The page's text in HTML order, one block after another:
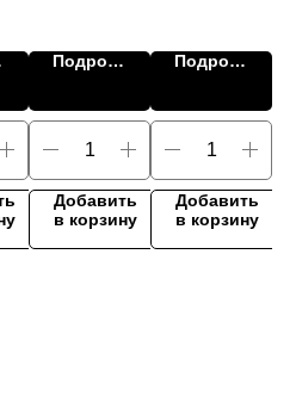
Подробнее
Добавить
в корзину
Подробнее
Добавить
в корзину